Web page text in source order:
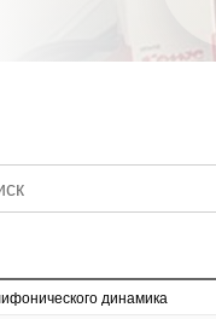
динамика